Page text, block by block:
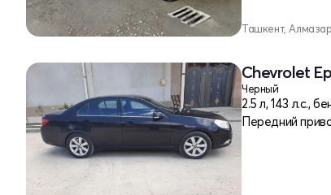
Ташкент,
Chevrolet
Черный
2.5 л, 143 л.с.,
Передний